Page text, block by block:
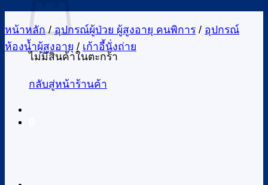
ไม่มีสินค้าในตะกร้า
กลับสู่หน้าร้านค้า
หน้าหลัก / อุปกรณ์ผู้ป่วย ผู้สูงอายุ คนพิการ / อุปกรณ์
ห้องน้ำผู้สูงอายุ / เก้าอี้นั่งถ่าย